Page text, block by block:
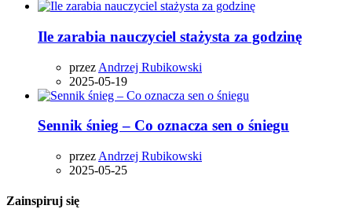
Ile zarabia nauczyciel stażysta za godzinę
przez Andrzej Rubikowski
2025-05-19
Sennik śnieg – Co oznacza sen o śniegu
przez Andrzej Rubikowski
2025-05-25
Zainspiruj się